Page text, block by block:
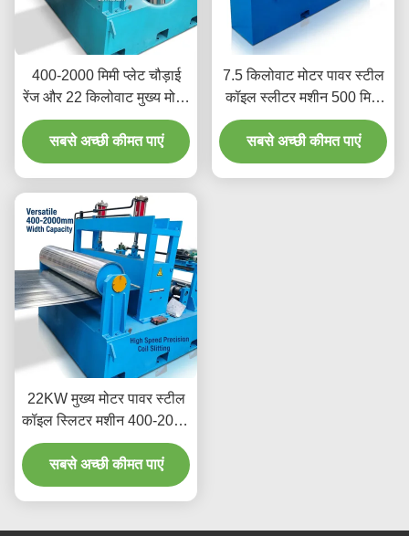
400-2000 मिमी प्लेट चौड़ाई
रेंज और 22 किलोवाट मुख्य मोटर
द्वारा संचालित हाई-स्पीड स्टील
(HSS) ब्लेड वाली स्टील कॉइल
स्लीटर मशीन
सबसे अच्छी कीमत पाएं
7.5 किलोवाट मोटर पावर स्टील
कॉइल स्लीटर मशीन 500 मिमी
न्यूनतम कॉइल चौड़ाई और
पीएलसी नियंत्रण प्रणाली के
साथ
सबसे अच्छी कीमत पाएं
22KW मुख्य मोटर पावर स्टील
कॉइल स्लिटर मशीन 400-2000
मिमी प्लेट चौड़ाई रेंज और हाई-
स्पीड स्टील (एचएसएस) ब्लेड के
साथ
सबसे अच्छी कीमत पाएं